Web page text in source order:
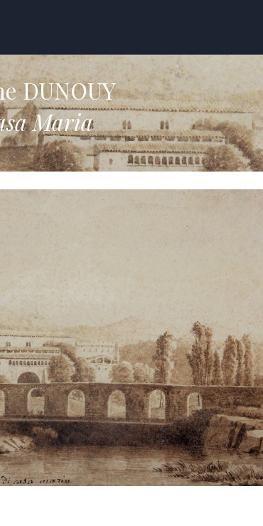
DUNOUY
Maria